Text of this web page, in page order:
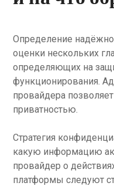
Определение
оценки нескольких
определяющих на
функционирования.
провайдера
приватностью.
Стратегия
какую информацию
провайдер о
платформы следуют